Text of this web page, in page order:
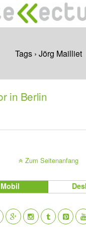
Tags › Jörg Mailliet
in Berlin
Zum Seitenanfang
Mobil